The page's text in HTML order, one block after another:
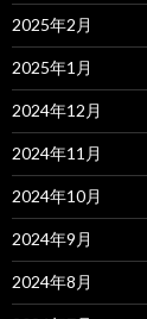
2025年2月
2025年1月
2024年12月
2024年11月
2024年10月
2024年9月
2024年8月